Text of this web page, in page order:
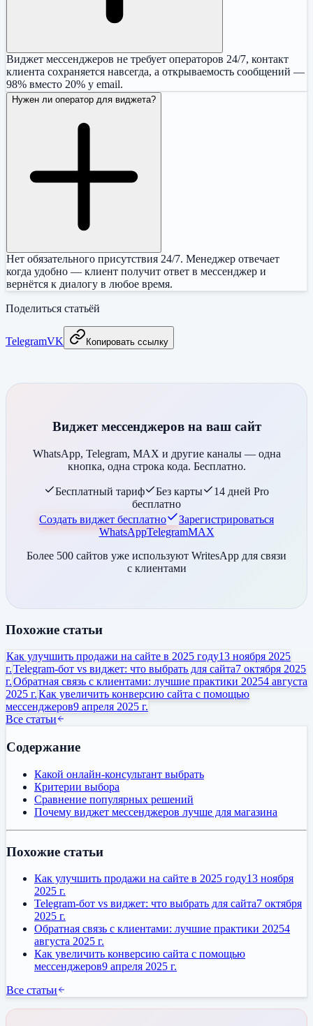
Виджет мессенджеров не требует операторов 24/7, контакт
клиента сохраняется навсегда, а открываемость сообщений —
98% вместо 20% у email.
Нужен ли оператор для виджета?
Нет обязательного присутствия 24/7. Менеджер отвечает
когда удобно — клиент получит ответ в мессенджер и
вернётся к диалогу в любое время.
Поделиться статьёй
TelegramVK Копировать ссылку
Виджет мессенджеров на ваш сайт
WhatsApp, Telegram, MAX и другие каналы — одна
кнопка, одна строка кода. Бесплатно.
Бесплатный тариф Без карты
14 дней Pro
бесплатно
Создать виджет бесплатно
Зарегистрироваться
WhatsAppTelegramMAX
Более 500 сайтов уже используют WritesApp для связи
с клиентами
Похожие статьи
Как улучшить продажи на сайте в 2025 году13 ноября 2025
г.Telegram-бот vs виджет: что выбрать для сайта7 октября 2025
г.Обратная связь с клиентами: лучшие практики 20254 августа
2025 г.Как увеличить конверсию сайта с помощью
мессенджеров9 апреля 2025 г.
Все статьи
Содержание
Какой онлайн-консультант выбрать
Критерии выбора
Сравнение популярных решений
Почему виджет мессенджеров лучше для магазина
Похожие статьи
Как улучшить продажи на сайте в 2025 году13 ноября
2025 г.
Telegram-бот vs виджет: что выбрать для сайта7 октября
2025 г.
Обратная связь с клиентами: лучшие практики 20254
августа 2025 г.
Как увеличить конверсию сайта с помощью
мессенджеров9 апреля 2025 г.
Все статьи